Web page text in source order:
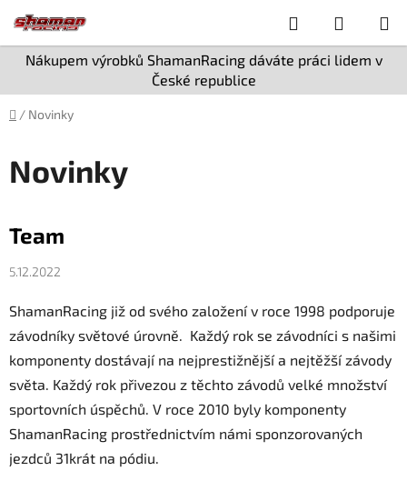
na
obsah
Nákupem výrobků ShamanRacing dáváte práci lidem v
České republice
Hledat
KOŠÍK
Domů
/ Novinky
Novinky
ý
p
s
č
l
á
n
k
ů
Team
5.12.2022
ShamanRacing již od svého založení v roce 1998 podporuje
závodníky světové úrovně. Každý rok se závodníci s našimi
komponenty dostávají na nejprestižnější a nejtěžší závody
světa. Každý rok přivezou z těchto závodů velké množství
sportovních úspěchů. V roce 2010 byly komponenty
ShamanRacing prostřednictvím námi sponzorovaných
jezdců 31krát na pódiu.